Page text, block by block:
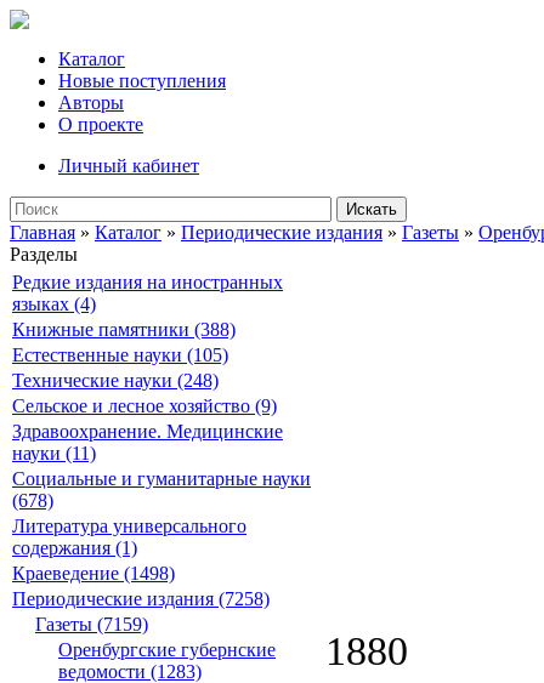
Каталог
Новые поступления
Авторы
О проекте
Личный кабинет
Искать
Главная » Каталог » Периодические издания » Газеты »
Разделы
Редкие издания на иностранных
языках (4)
Книжные памятники (388)
Естественные науки (105)
Технические науки (248)
Сельское и лесное хозяйство (9)
Здравоохранение. Медицинские
науки (11)
Социальные и гуманитарные науки
(678)
Литература универсального
содержания (1)
Краеведение (1498)
Периодические издания (7258)
Газеты (7159)
Оренбургские губернские
ведомости (1283)
1880